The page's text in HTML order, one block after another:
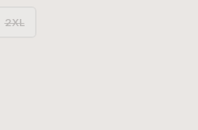
2XL